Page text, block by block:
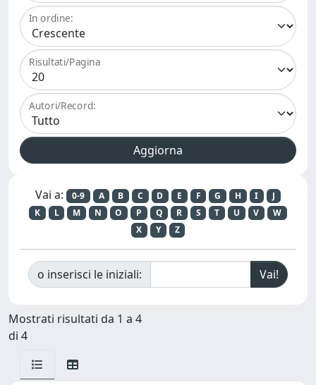
In ordine:
Risultati/Pagina
Autori/Record:
Vai a: 0-9 A B C D E F G H I
J
K
L M N O P Q R S T U V
W
X
Y Z
o inserisci le iniziali:
Mostrati risultati da 1 a 4
di 4